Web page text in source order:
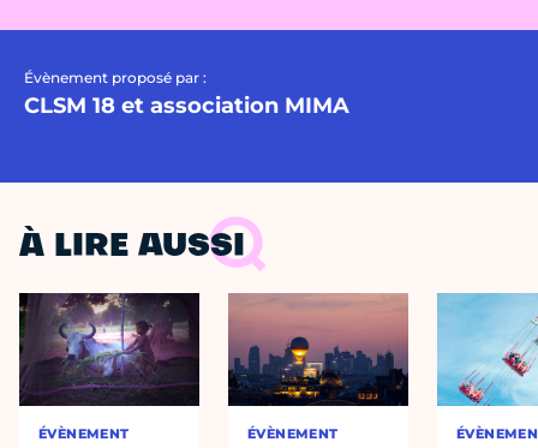
Évènement proposé par :
CLSM 18 et association MIMA
À LIRE AUSSI
ÉVÈNEMENT ÉVÈNEMENT